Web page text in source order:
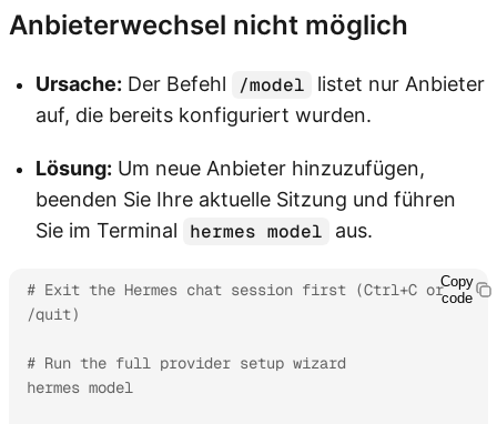
Anbieterwechsel nicht möglich
Ursache: Der Befehl /model
listet nur Anbieter
auf, die bereits konfiguriert wurden.
Lösung: Um neue Anbieter hinzuzufügen,
beenden Sie Ihre aktuelle Sitzung und führen
Sie im Terminal
hermes model aus.
# Exit the Hermes chat session first (Ctrl+C or
/quit)
# Run the full provider setup wizard
hermes model
Copy
code